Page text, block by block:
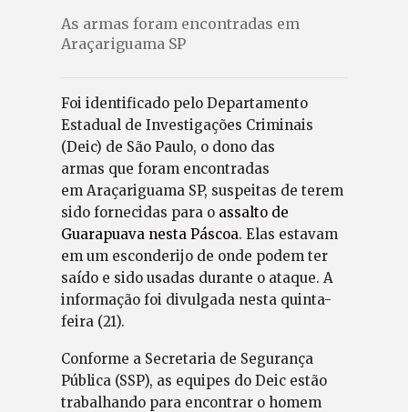
As armas foram encontradas em
Araçariguama SP
Foi identificado pelo Departamento
Estadual de Investigações Criminais
(Deic) de São Paulo, o dono das
armas que foram encontradas
em Araçariguama SP, suspeitas de terem
sido fornecidas para o assalto de
Guarapuava nesta Páscoa. Elas estavam
em um esconderijo de onde podem ter
saído e sido usadas durante o ataque. A
informação foi divulgada nesta quinta-
feira (21).
Conforme a Secretaria de Segurança
Pública (SSP), as equipes do Deic estão
trabalhando para encontrar o homem